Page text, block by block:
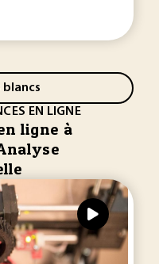
blancs
EN LIGNE
ligne à